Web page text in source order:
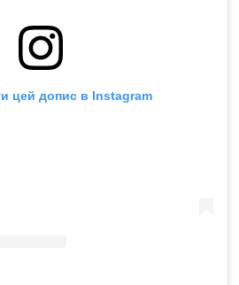
цей допис в Instagram